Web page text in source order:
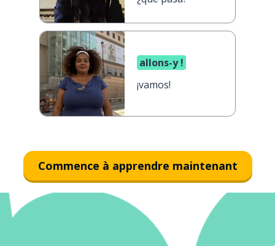
allons-y !
¡vamos!
Commence à apprendre maintenant